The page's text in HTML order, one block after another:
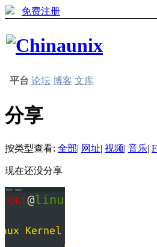
免费注册
平台 论坛 博客 文库
分享
按类型查看: 全部| 网址| 视频| 音乐|
现在还没分享